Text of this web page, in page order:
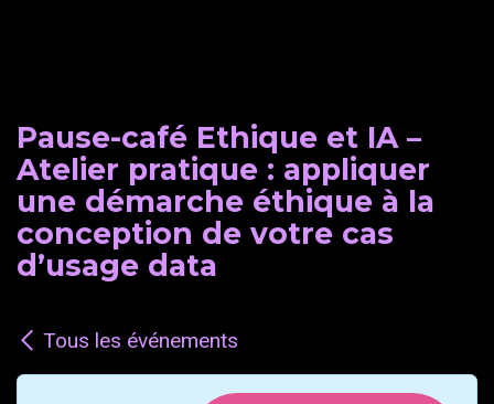
Pause-café Ethique et IA –
Atelier pratique : appliquer
une démarche éthique à la
conception de votre cas
d’usage data
Tous les événements